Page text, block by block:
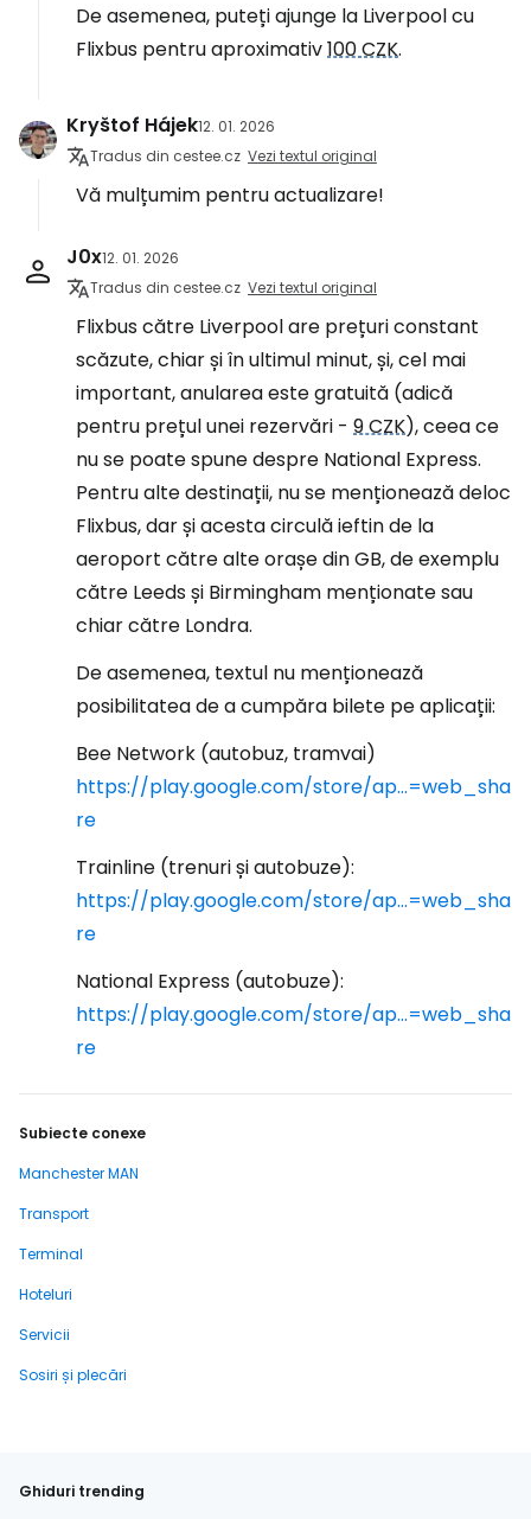
De asemenea, puteți ajunge la Liverpool cu
Flixbus pentru aproximativ100 CZK.
Kryštof Hájek12. 01. 2026
Tradus din cestee.cz Vezi textul original
Vă mulțumim pentru actualizare!
J0x12. 01. 2026
Tradus din cestee.cz Vezi textul original
Flixbus către Liverpool are prețuri constant
scăzute, chiar și în ultimul minut, și, cel mai
important, anularea este gratuită (adică
pentru prețul unei rezervări - 9 CZK), ceea ce
nu se poate spune despre National Express.
Pentru alte destinații, nu se menționează deloc
Flixbus, dar și acesta circulă ieftin de la
aeroport către alte orașe din GB, de exemplu
către Leeds și Birmingham menționate sau
chiar către Londra.
De asemenea, textul nu menționează
posibilitatea de a cumpăra bilete pe aplicații:
Bee Network (autobuz, tramvai)
https://play.google.com/store/ap...=web_sha
re
Trainline (trenuri și autobuze):
https://play.google.com/store/ap...=web_sha
re
National Express (autobuze):
https://play.google.com/store/ap...=web_sha
re
Subiecte conexe
Manchester MAN
Transport
Terminal
Hoteluri
Servicii
Sosiri și plecări
Ghiduri trending